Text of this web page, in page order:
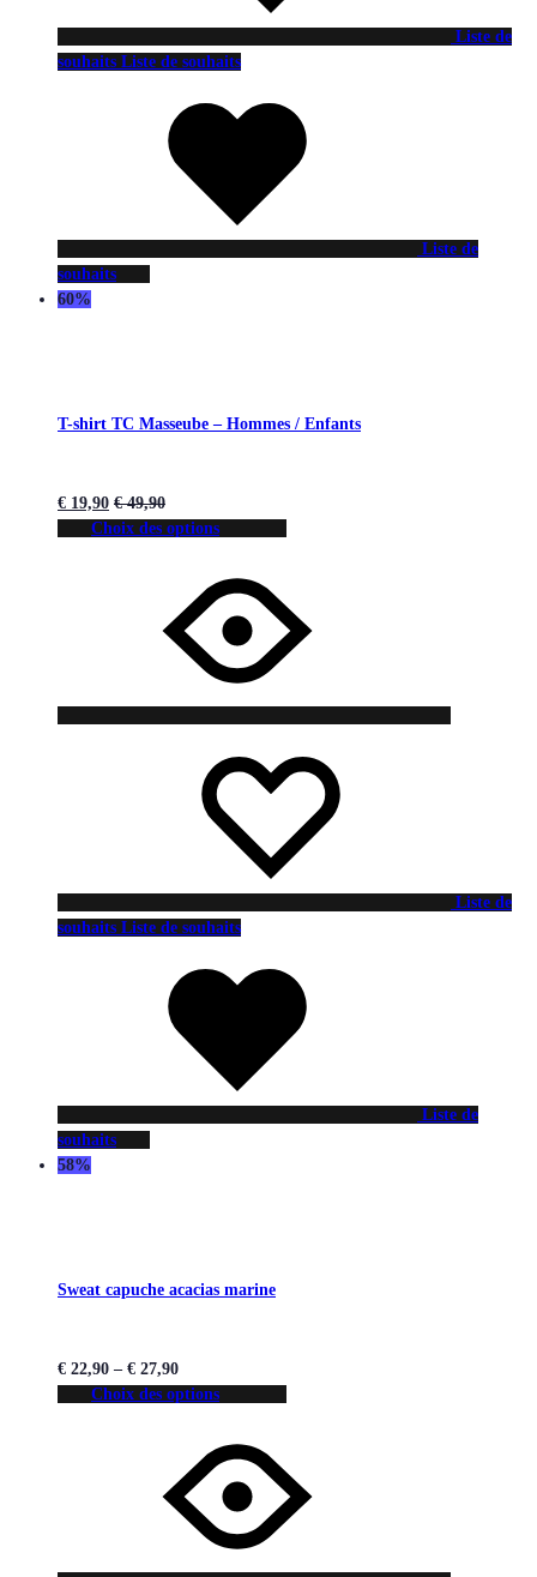
Liste de
souhaits Liste de souhaits
Liste de
souhaits
60%
T-shirt TC Masseube – Hommes / Enfants
€ 19,90 €49,90
Choix des options
Liste de
souhaits Liste de souhaits
Liste de
souhaits
58%
Sweat capuche acacias marine
€ 22,90 – € 27,90
Choix des options